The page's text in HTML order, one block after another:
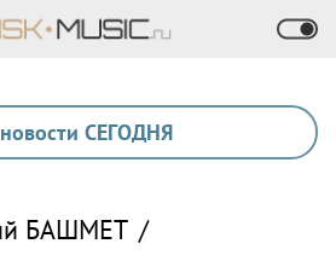
СЕГОДНЯ
БАШМЕТ /